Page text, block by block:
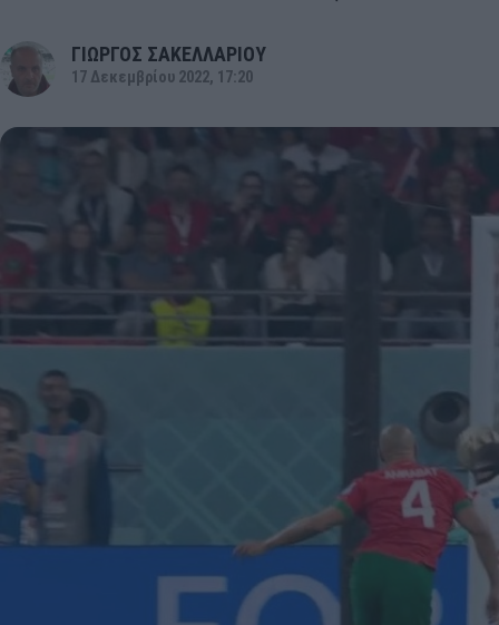
ΓΙΩΡΓΟΣ ΣΑΚΕΛΛΑΡΙΟΥ
17 Δεκεμβρίου 2022, 17:20